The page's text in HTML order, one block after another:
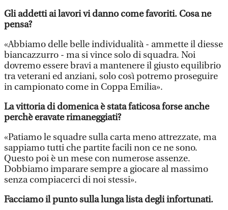
Gli addetti ai lavori vi danno come favoriti. Cosa ne
pensa?
«Abbiamo delle belle individualità - ammette il diesse
biancazzurro - ma si vince solo di squadra. Noi
dovremo essere bravi a mantenere il giusto equilibrio
tra veterani ed anziani, solo così potremo proseguire
in campionato come in Coppa Emilia».
La vittoria di domenica è stata faticosa forse anche
perchè eravate rimaneggiati?
«Patiamo le squadre sulla carta meno attrezzate, ma
sappiamo tutti che partite facili non ce ne sono.
Questo poi è un mese con numerose assenze.
Dobbiamo imparare sempre a giocare al massimo
senza compiacerci di noi stessi».
Facciamo il punto sulla lunga lista degli infortunati.